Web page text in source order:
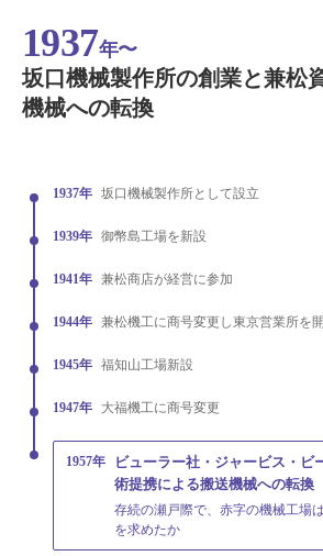
1937年〜
坂口機械製作所の創業と兼松
機械への転換
1937年 坂口機械製作所として設立
1939年 御幣島工場を新設
1941年 兼松商店が経営に参加
1944年 兼松機工に商号変更し東京営業所を
1945年 福知山工場新設
1947年 大福機工に商号変更
1957年
ビューラー社・ジャービス・ビ
術提携による搬送機械への転換
存続の瀬戸際で、赤字の機械工場
を求めたか